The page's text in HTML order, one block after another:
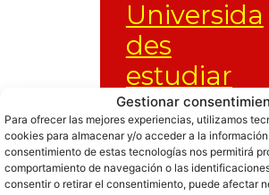
Gestionar
Para ofrecer las mejores experiencias, utilizamos
cookies para almacenar y/o acceder a la
consentimiento de estas tecnologías nos permitirá
comportamiento de navegación o las
consentir o retirar el consentimiento, puede afectar
Universidad
Carlos III de
Madrid
Universidad
Complutense de
Madrid
Universida
des
estudiar
magisterio
online
Españolas